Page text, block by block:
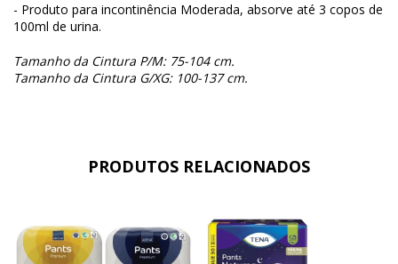
- Produto para incontinência Moderada, absorve até 3 copos de
100ml de urina.
Tamanho da Cintura P/M: 75-104 cm.
Tamanho da Cintura G/XG: 100-137 cm.
PRODUTOS RELACIONADOS